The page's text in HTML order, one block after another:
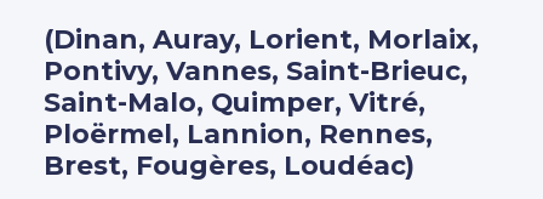
(Dinan, Auray, Lorient, Morlaix,
Pontivy, Vannes, Saint-Brieuc,
Saint-Malo, Quimper, Vitré,
Ploërmel, Lannion, Rennes,
Brest, Fougères, Loudéac)